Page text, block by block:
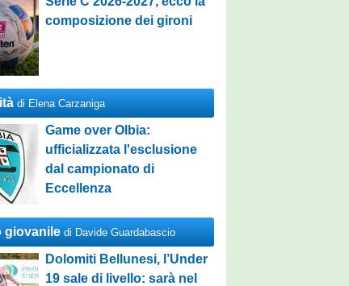
composizione dei gironi
di Elena Carzaniga
Game over Olbia:
ufficializzata l'esclusione
dal campionato di
Eccellenza
giovanile di Davide Guardabascio
Dolomiti Bellunesi, l’Under
19 sale di livello: sarà nel